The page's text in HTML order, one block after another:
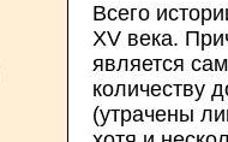
Всего
XV века.
является
количеству
(утрачены